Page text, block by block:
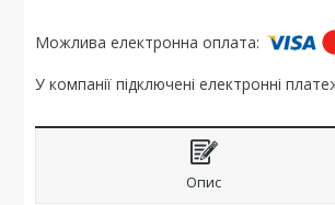
У компанії підключені електронні
Опис